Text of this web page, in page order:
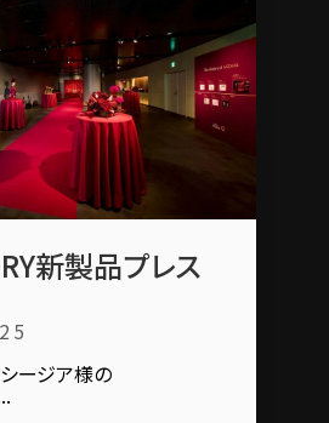
新製品プレス
ージア様の